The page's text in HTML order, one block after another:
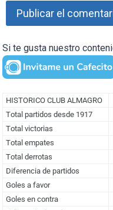
Si te gusta nuestro